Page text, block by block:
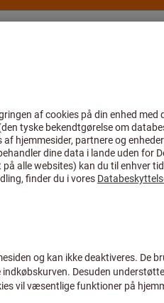
Vendbar